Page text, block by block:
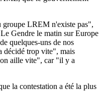
LREM n'existe pas",
Gendre le matin sur Europe
quelques-uns de nos
décidé trop vite", mais
aille vite", car "il y a
la contestation a été la plus